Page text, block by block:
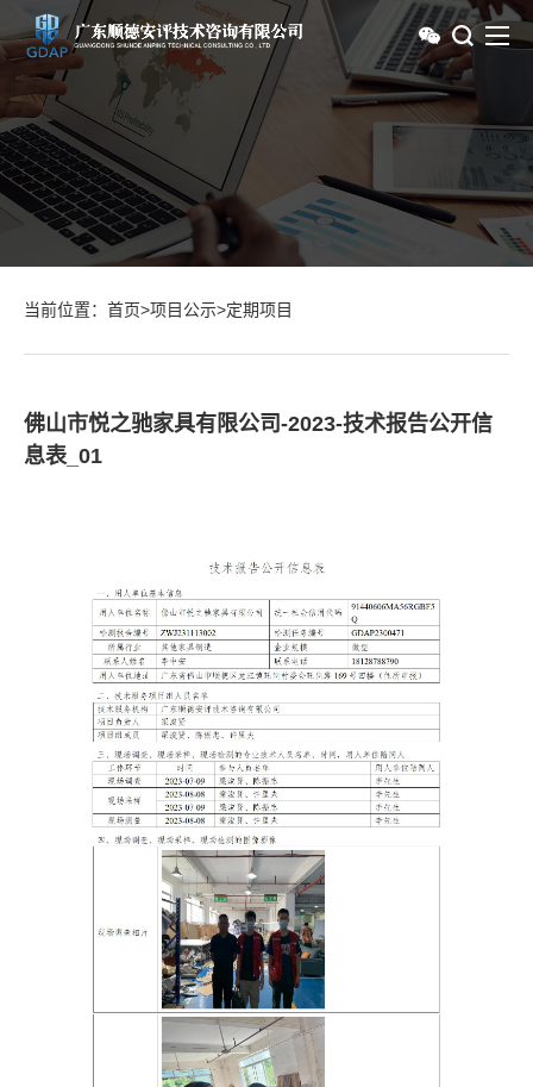
当前位置： 首页>项目公示>定期项目
佛山市悦之驰家具有限公司-2023-技术报告公开信
息表_01